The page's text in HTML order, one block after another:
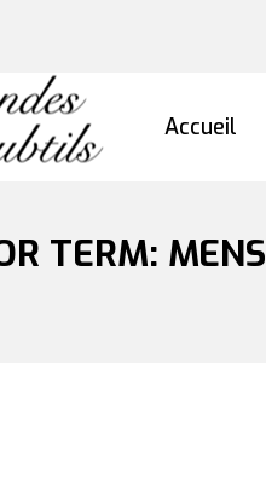
Accueil
TERM: MENS